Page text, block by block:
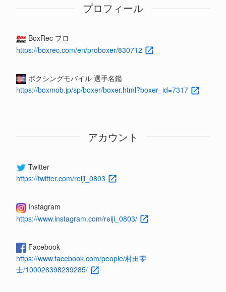
プロフィール
BoxRec プロ
https://boxrec.com/en/proboxer/830712
ボクシングモバイル 選手名鑑
https://boxmob.jp/sp/boxer/boxer.html?boxer_id=7317
アカウント
Twitter
https://twitter.com/reiji_0803
Instagram
https://www.instagram.com/reiji_0803/
Facebook
https://www.facebook.com/people/村田零
士/100026398239285/